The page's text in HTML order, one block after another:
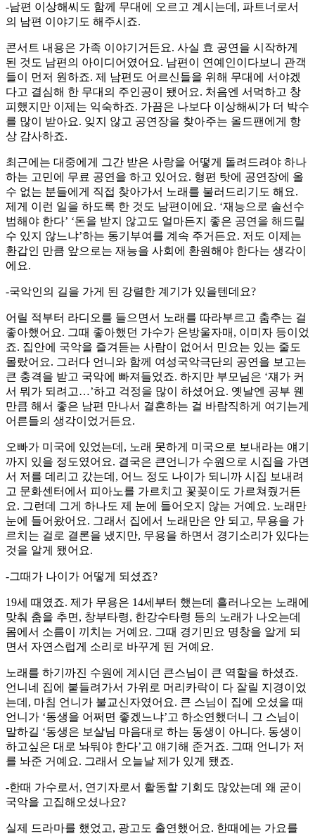
-남편 이상해씨도 함께 무대에 오르고 계시는데, 파트너로서
의 남편 이야기도 해주시죠.
콘서트 내용은 가족 이야기거든요. 사실 효 공연을 시작하게
된 것도 남편의 아이디어였어요. 남편이 연예인이다보니 관객
들이 먼저 원하죠. 제 남편도 어르신들을 위해 무대에 서야겠
다고 결심해 한 무대의 주인공이 됐어요. 처음엔 서먹하고 창
피했지만 이제는 익숙하죠. 가끔은 나보다 이상해씨가 더 박수
를 많이 받아요. 잊지 않고 공연장을 찾아주는 올드팬에게 항
상 감사하죠.
최근에는 대중에게 그간 받은 사랑을 어떻게 돌려드려야 하나
하는 고민에 무료 공연을 하고 있어요. 형편 탓에 공연장에 올
수 없는 분들에게 직접 찾아가서 노래를 불러드리기도 해요.
제게 이런 일을 하도록 한 것도 남편이에요. ‘재능으로 솔선수
범해야 한다’ ‘돈을 받지 않고도 얼마든지 좋은 공연을 해드릴
수 있지 않느냐’하는 동기부여를 계속 주거든요. 저도 이제는
환갑인 만큼 앞으로는 재능을 사회에 환원해야 한다는 생각이
에요.
-국악인의 길을 가게 된 강렬한 계기가 있을텐데요?
어릴 적부터 라디오를 들으면서 노래를 따라부르고 춤추는 걸
좋아했어요. 그때 좋아했던 가수가 은방울자매, 이미자 등이었
죠. 집안에 국악을 즐겨듣는 사람이 없어서 민요는 있는 줄도
몰랐어요. 그러다 언니와 함께 여성국악극단의 공연을 보고는
큰 충격을 받고 국악에 빠져들었죠. 하지만 부모님은 ‘쟤가 커
서 뭐가 되려고…’하고 걱정을 많이 하셨어요. 옛날엔 공부 웬
만큼 해서 좋은 남편 만나서 결혼하는 걸 바람직하게 여기는게
어른들의 생각이었거든요.
오빠가 미국에 있었는데, 노래 못하게 미국으로 보내라는 얘기
까지 있을 정도였어요. 결국은 큰언니가 수원으로 시집을 가면
서 저를 데리고 갔는데, 어느 정도 나이가 되니까 시집 보내려
고 문화센터에서 피아노를 가르치고 꽃꽂이도 가르쳐줬거든
요. 그런데 그게 하나도 제 눈에 들어오지 않는 거예요. 노래만
눈에 들어왔어요. 그래서 집에서 노래만은 안 되고, 무용을 가
르치는 걸로 결론을 냈지만, 무용을 하면서 경기소리가 있다는
것을 알게 됐어요.
-그때가 나이가 어떻게 되셨죠?
19세 때였죠. 제가 무용은 14세부터 했는데 흘러나오는 노래에
맞춰 춤을 추면, 창부타령, 한강수타령 등의 노래가 나오는데
몸에서 소름이 끼치는 거예요. 그때 경기민요 명창을 알게 되
면서 자연스럽게 소리로 바꾸게 된 거예요.
노래를 하기까진 수원에 계시던 큰스님이 큰 역할을 하셨죠.
언니네 집에 붙들려가서 가위로 머리카락이 다 잘릴 지경이었
는데, 마침 언니가 불교신자였어요. 큰 스님이 집에 오셨을 때
언니가 ‘동생을 어쩌면 좋겠느냐’고 하소연했더니 그 스님이
말하길 ‘동생은 보살님 마음대로 하는 동생이 아니다. 동생이
하고싶은 대로 놔둬야 한다’고 얘기해 준거죠. 그때 언니가 저
를 놔준 거예요. 그래서 오늘날 제가 있게 됐죠.
-한때 가수로서, 연기자로서 활동할 기회도 많았는데 왜 굳이
국악을 고집해오셨나요?
실제 드라마를 했었고, 광고도 출연했어요. 한때에는 가요를